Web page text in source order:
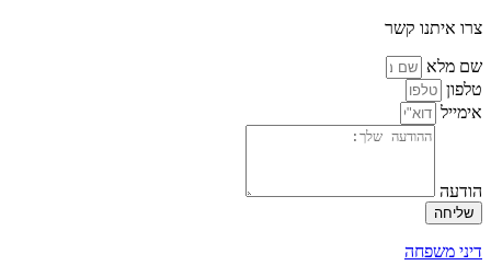
צרו איתנו קשר
שם מלא
טלפון
אימייל
הודעה
שליחה
דיני משפחה